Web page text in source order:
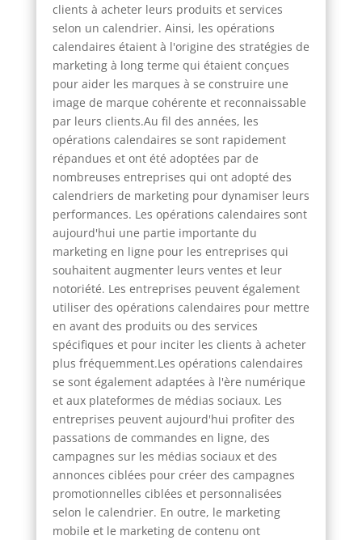
clients à acheter leurs produits et services
selon un calendrier. Ainsi, les opérations
calendaires étaient à l'origine des stratégies de
marketing à long terme qui étaient conçues
pour aider les marques à se construire une
image de marque cohérente et reconnaissable
par leurs clients.Au fil des années, les
opérations calendaires se sont rapidement
répandues et ont été adoptées par de
nombreuses entreprises qui ont adopté des
calendriers de marketing pour dynamiser leurs
performances. Les opérations calendaires sont
aujourd'hui une partie importante du
marketing en ligne pour les entreprises qui
souhaitent augmenter leurs ventes et leur
notoriété. Les entreprises peuvent également
utiliser des opérations calendaires pour mettre
en avant des produits ou des services
spécifiques et pour inciter les clients à acheter
plus fréquemment.Les opérations calendaires
se sont également adaptées à l'ère numérique
et aux plateformes de médias sociaux. Les
entreprises peuvent aujourd'hui profiter des
passations de commandes en ligne, des
campagnes sur les médias sociaux et des
annonces ciblées pour créer des campagnes
promotionnelles ciblées et personnalisées
selon le calendrier. En outre, le marketing
mobile et le marketing de contenu ont